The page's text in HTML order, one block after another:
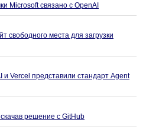
Microsoft связано с OpenAI
свободного места для загрузки
и Vercel представили стандарт Agent
решение с GitHub